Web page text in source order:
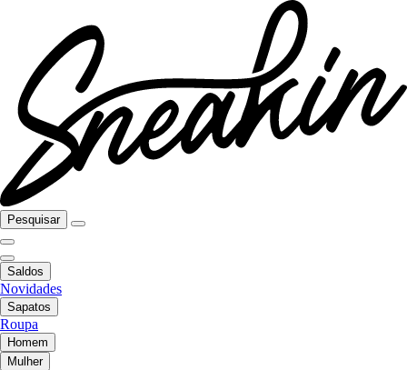
Pesquisar
Saldos
Novidades
Sapatos
Roupa
Homem
Mulher